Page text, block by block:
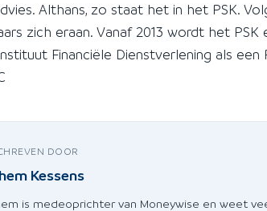
Althans, zo staat het in het PSK.
zich eraan. Vanaf 2013 wordt het
Financiële Dienstverlening als
DOOR
Kessens
is medeoprichter van Moneywise en weet